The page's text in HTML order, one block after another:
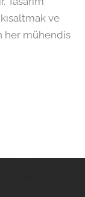
ve
her mühendis